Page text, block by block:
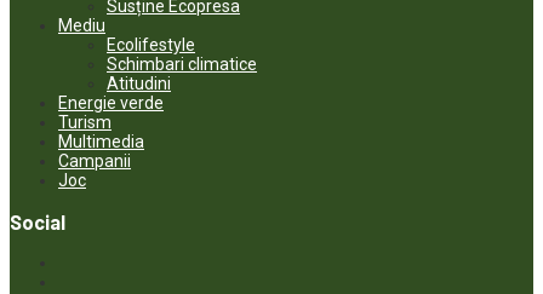
Susține Ecopresa
Mediu
Ecolifestyle
Schimbari climatice
Atitudini
Energie verde
Turism
Multimedia
Campanii
Joc
Social